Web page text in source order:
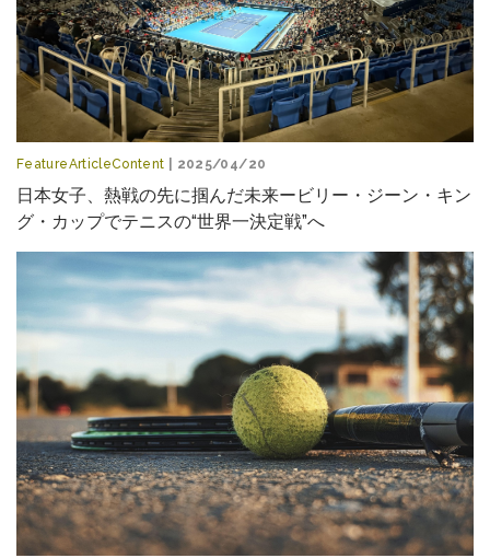
FeatureArticleContent | 2025/04/20
日本女子、熱戦の先に掴んだ未来ービリー・ジーン・キン
グ・カップでテニスの“世界一決定戦”へ